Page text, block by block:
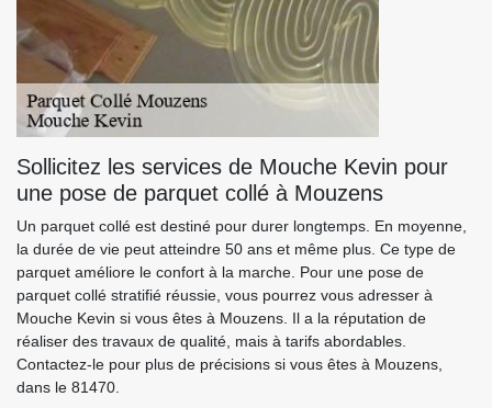
Sollicitez les services de Mouche Kevin pour
une pose de parquet collé à Mouzens
Un parquet collé est destiné pour durer longtemps. En moyenne,
la durée de vie peut atteindre 50 ans et même plus. Ce type de
parquet améliore le confort à la marche. Pour une pose de
parquet collé stratifié réussie, vous pourrez vous adresser à
Mouche Kevin si vous êtes à Mouzens. Il a la réputation de
réaliser des travaux de qualité, mais à tarifs abordables.
Contactez-le pour plus de précisions si vous êtes à Mouzens,
dans le 81470.